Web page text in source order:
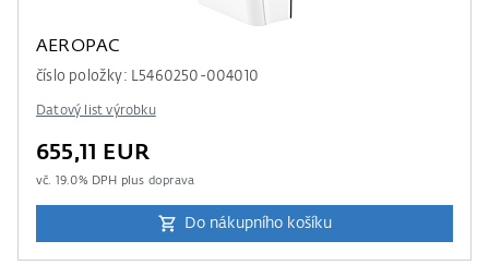
AEROPAC
číslo položky: L5460250-004010
Datový list výrobku
655,11 EUR
vč. 19.0% DPH plus doprava
Do nákupního košíku